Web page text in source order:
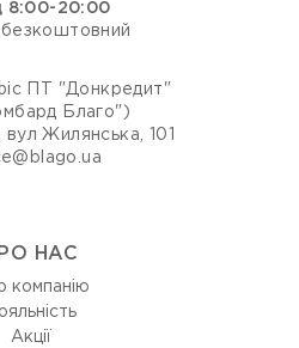
8:00-20:00
безкоштовний
ПТ "Донкредит"
Благо")
вул Жилянська, 101
НАС
компанію
Акції